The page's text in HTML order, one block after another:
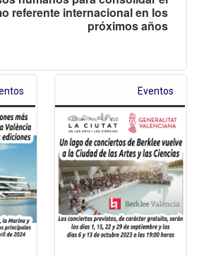
referente internacional en los
próximos años
Eventos